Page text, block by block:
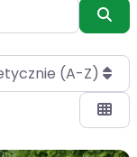
(A-Z)